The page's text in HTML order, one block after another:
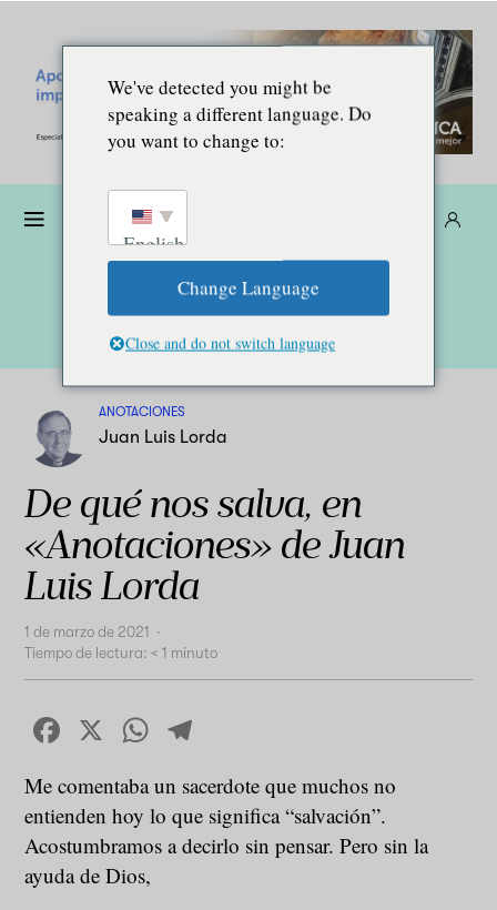
ANOTACIONES
Juan Luis Lorda
De qué nos salva, en
«Anotaciones» de Juan
Luis Lorda
1 de marzo de 2021 ·
Tiempo de lectura: < 1 minuto
Facebook
X WhatsApp
Me comentaba un sacerdote que muchos no
entienden hoy lo que significa “salvación”.
Acostumbramos a decirlo sin pensar. Pero sin la
ayuda de Dios,
We've detected you might be
speaking a different language. Do
you want to change to:
English
Change Language
Close and do not switch language